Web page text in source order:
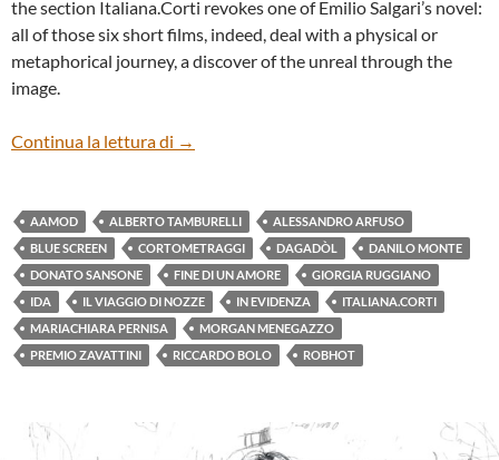
the section Italiana.Corti revokes one of Emilio Salgari’s novel:
all of those six short films, indeed, deal with a physical or
metaphorical journey, a discover of the unreal through the
image.
Continua la lettura di Italiana.corti: Straordinarie avventure
→
AAMOD ALBERTO TAMBURELLI
ALESSANDRO ARFUSO
BLUE SCREEN
CORTOMETRAGGI DAGADÒL
DANILO MONTE
DONATO SANSONE
FINE DI UN AMORE
GIORGIA RUGGIANO
IDA
IL VIAGGIO DI NOZZE IN EVIDENZA
ITALIANA.CORTI
MARIACHIARA PERNISA
MORGAN MENEGAZZO
PREMIO ZAVATTINI
RICCARDO BOLO ROBHOT